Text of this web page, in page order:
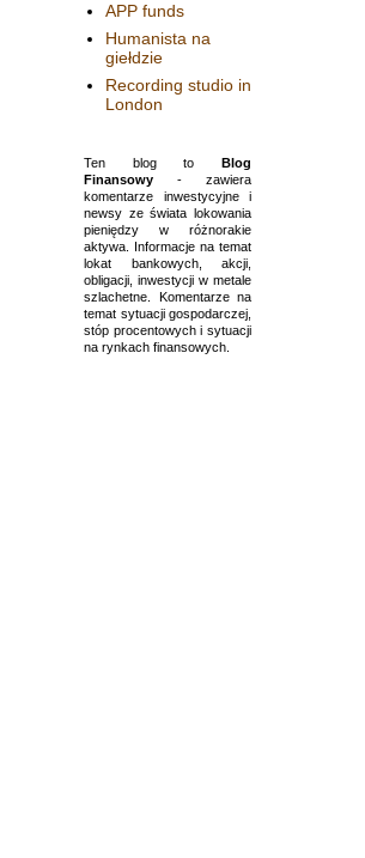
APP funds
Humanista na
giełdzie
Recording studio in
London
Ten blog to Blog
Finansowy - zawiera
komentarze inwestycyjne i
newsy ze świata lokowania
pieniędzy w różnorakie
aktywa. Informacje na temat
lokat bankowych, akcji,
obligacji, inwestycji w metale
szlachetne. Komentarze na
temat sytuacji gospodarczej,
stóp procentowych i sytuacji
na rynkach finansowych.